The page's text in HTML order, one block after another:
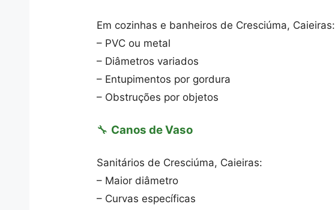
Em cozinhas e banheiros de Cresciúma, Caieiras:
– PVC ou metal
– Diâmetros variados
– Entupimentos por gordura
– Obstruções por objetos
🔧 Canos de Vaso
Sanitários de Cresciúma, Caieiras:
– Maior diâmetro
– Curvas específicas